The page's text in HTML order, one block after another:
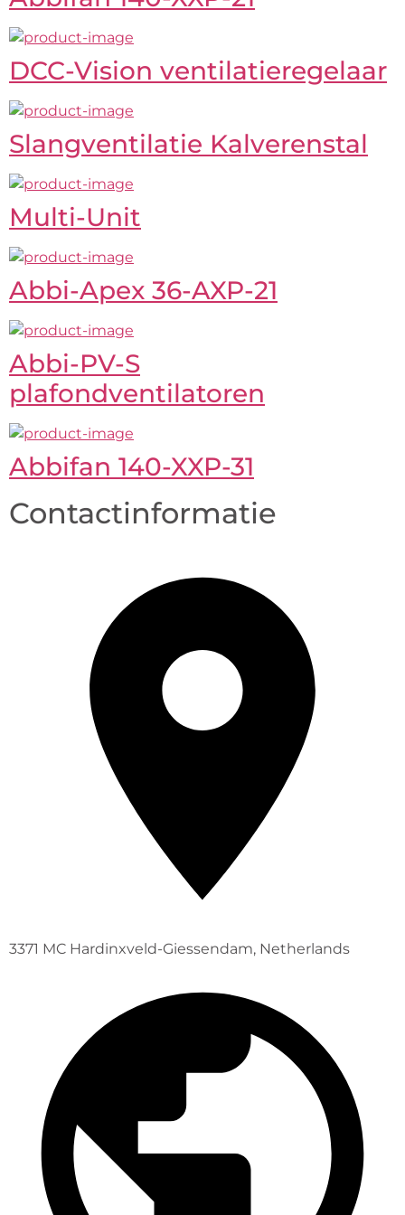
DCC-Vision ventilatieregelaar
Slangventilatie Kalverenstal
Multi-Unit
Abbi-Apex 36-AXP-21
Abbi-PV-S
plafondventilatoren
Abbifan 140-XXP-31
Contactinformatie
3371 MC Hardinxveld-Giessendam, Netherlands